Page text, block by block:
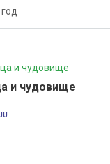
и чудовище